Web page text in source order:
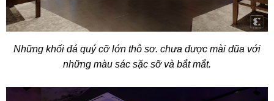
Những khối đá quý cỡ lớn thô sơ. chưa được mài dũa với
những màu sác sặc sỡ và bắt mắt.